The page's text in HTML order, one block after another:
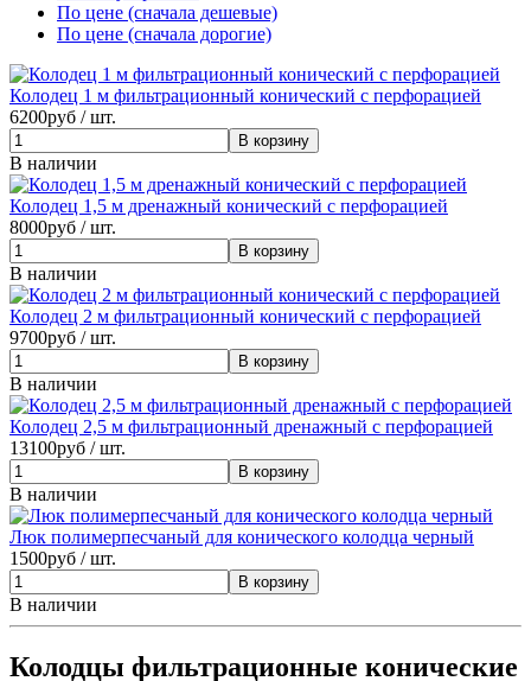
По цене (сначала дешевые)
По цене (сначала дорогие)
Колодец 1 м фильтрационный конический с перфорацией
6200руб / шт.
В наличии
Колодец 1,5 м дренажный конический с перфорацией
8000руб / шт.
В наличии
Колодец 2 м фильтрационный конический с перфорацией
9700руб / шт.
В наличии
Колодец 2,5 м фильтрационный дренажный с перфорацией
13100руб / шт.
В наличии
Люк полимерпесчаный для конического колодца черный
1500руб / шт.
В наличии
Колодцы фильтрационные конические